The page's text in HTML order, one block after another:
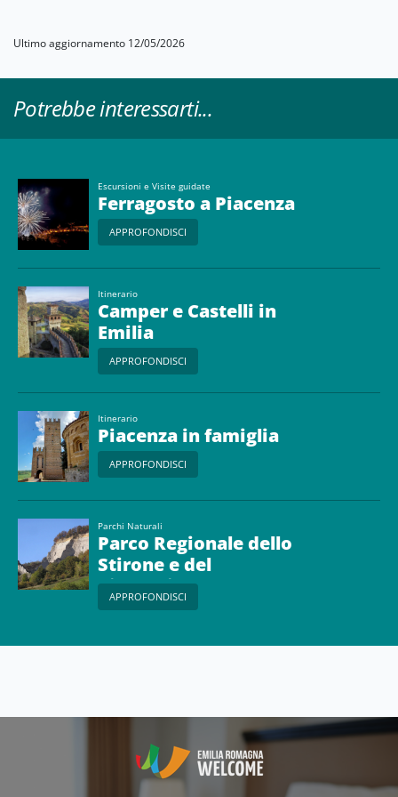
Ultimo aggiornamento 12/05/2026
Potrebbe interessarti...
Escursioni e Visite guidate
Ferragosto a Piacenza
APPROFONDISCI
Itinerario
Camper e Castelli in
Emilia
APPROFONDISCI
Itinerario
Piacenza in famiglia
APPROFONDISCI
Parchi Naturali
Parco Regionale dello
Stirone e del
Piacenziano
APPROFONDISCI